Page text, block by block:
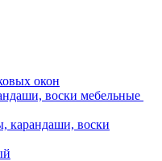
окон
воски мебельные
карандаши, воски